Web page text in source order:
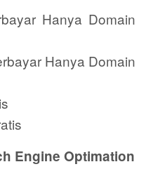
Hanya Domain
Hanya Domain
Engine Optimation